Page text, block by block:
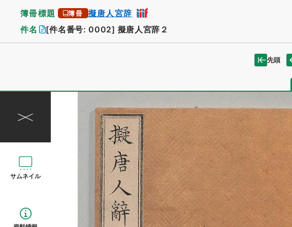
簿冊標題 簿冊 擬唐人宮辞
件名 [件名番号: 0002] 擬唐人宮辞２
先頭
サムネイル